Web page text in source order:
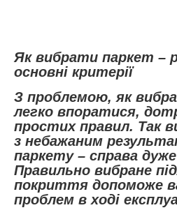
Як вибрати паркет –
основні критерії
З проблемою, як
легко впоратися,
простих правил. Так
з небажаним
паркету – справа
Правильно вибране
покриття допоможе
проблем в ході